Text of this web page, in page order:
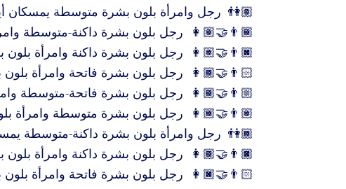
👫🏽 رجل وامرأة بلون بشرة متوسطة يمسكان
👩🏽‍🤝‍👨🏾
رجل بلون بشرة داكنة-متوسطة
👩🏽‍🤝‍👨🏿
رجل بلون بشرة داكنة وامرأة
👩🏾‍🤝‍👨🏻
رجل بلون بشرة فاتحة وامرأة
👩🏾‍🤝‍👨🏼
رجل بلون بشرة فاتحة-متوسطة
👩🏾‍🤝‍👨🏽
رجل بلون بشرة متوسطة وامرأة
👫🏾 رجل وامرأة بلون بشرة داكنة-متوسطة
👩🏾‍🤝‍👨🏿
رجل بلون بشرة داكنة وامرأة
👩🏿‍🤝‍👨🏻
رجل بلون بشرة فاتحة وامرأة